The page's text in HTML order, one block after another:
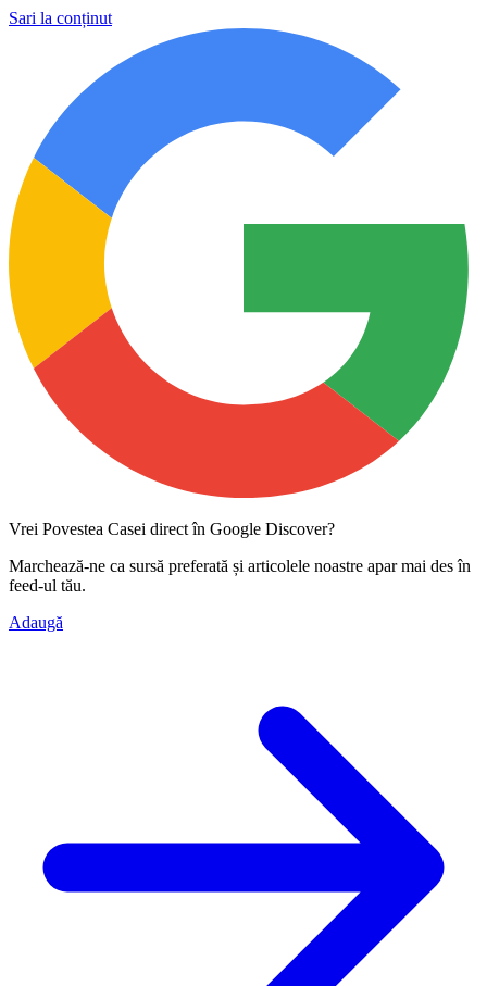
Sari la conținut
Vrei Povestea Casei direct în Google Discover?
Marchează-ne ca sursă preferată și articolele noastre apar mai des în
feed-ul tău.
Adaugă